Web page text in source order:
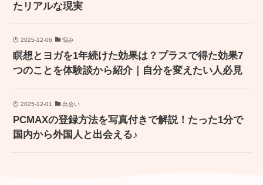
たリアルな現実
2025-12-06 悩み
瞑想とヨガを1年続けた効果は？プラスで得た効果7
つのことを体験談から紹介｜自分を変えたい人必見
2025-12-01 出会い
PCMAXの登録方法を写真付きで解説！たった1分で
国内から外国人と出会える♪